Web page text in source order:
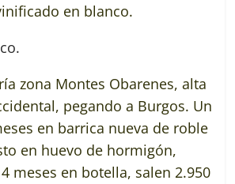
en blanco.
zona Montes Obarenes, alta
pegando a Burgos. Un
en barrica nueva de roble
en huevo de hormigón,
meses en botella, salen 2.950